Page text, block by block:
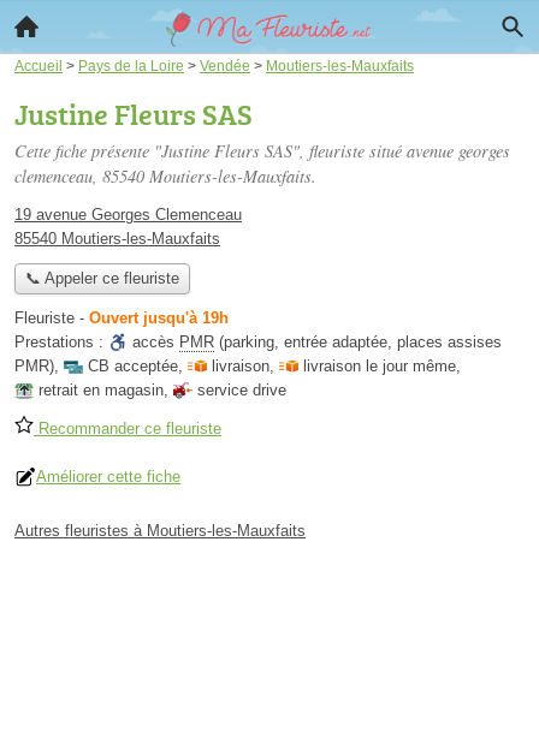
Accueil > Pays de la Loire > Vendée > Moutiers-les-Mauxfaits
Justine Fleurs SAS
Cette fiche présente "Justine Fleurs SAS", fleuriste situé avenue georges
clemenceau, 85540 Moutiers-les-Mauxfaits.
19 avenue Georges Clemenceau
85540 Moutiers-les-Mauxfaits
📞 Appeler ce fleuriste
Fleuriste - Ouvert jusqu'à 19h
Prestations :
accès PMR (parking, entrée adaptée, places assises
PMR), CB acceptée, livraison, livraison le jour même,
retrait en magasin, service drive
Recommander ce fleuriste
Améliorer cette fiche
Autres fleuristes à Moutiers-les-Mauxfaits